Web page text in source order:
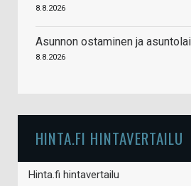
8.8.2026
Asunnon ostaminen ja
8.8.2026
HINTA.FI HINTAVERTAILU
Hinta.fi hintavertailu